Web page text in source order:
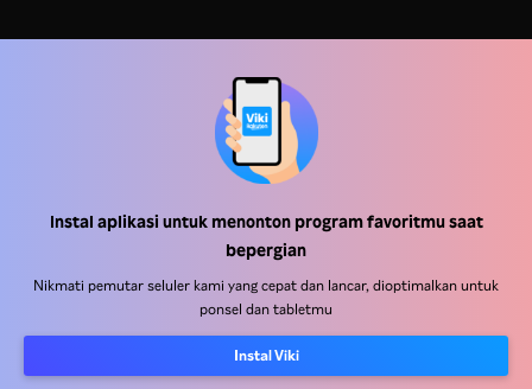
Instal aplikasi untuk menonton program favoritmu saat
bepergian
Nikmati pemutar seluler kami yang cepat dan lancar, dioptimalkan untuk
ponsel dan tabletmu
Instal Viki
Pusat Bantuan